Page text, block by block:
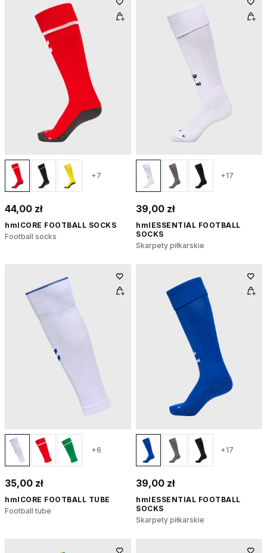
+7
44,00 zł
hmlCORE FOOTBALL SOCKS
Football socks
+17
39,00 zł
hmlESSENTIAL FOOTBALL
SOCKS
Skarpety piłkarskie
+6
35,00 zł
hmlCORE FOOTBALL TUBE
Football tube
+17
39,00 zł
hmlESSENTIAL FOOTBALL
SOCKS
Skarpety piłkarskie